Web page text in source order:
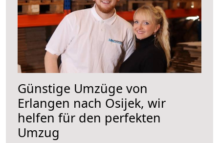
Günstige Umzüge von
Erlangen nach Osijek, wir
helfen für den perfekten
Umzug